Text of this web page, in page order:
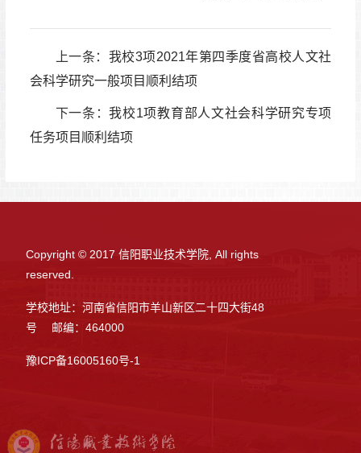
上一条： 我校3项2021年第四季度省高校人文社
会科学研究一般项目顺利结项
下一条：我校1项教育部人文社会科学研究专项
任务项目顺利结项
Copyright © 2017 信阳职业技术学院, All rights
reserved.
学校地址：河南省信阳市羊山新区二十四大街48
号 邮编：464000
豫ICP备16005160号-1